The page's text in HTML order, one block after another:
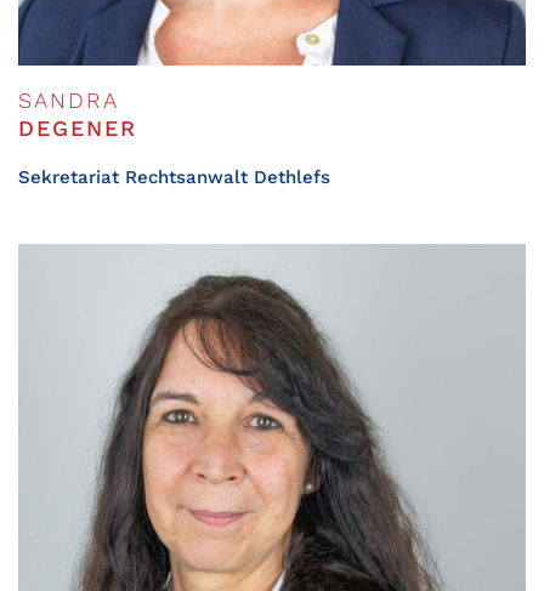
SANDRA
DEGENER
Sekretariat Rechtsanwalt Dethlefs